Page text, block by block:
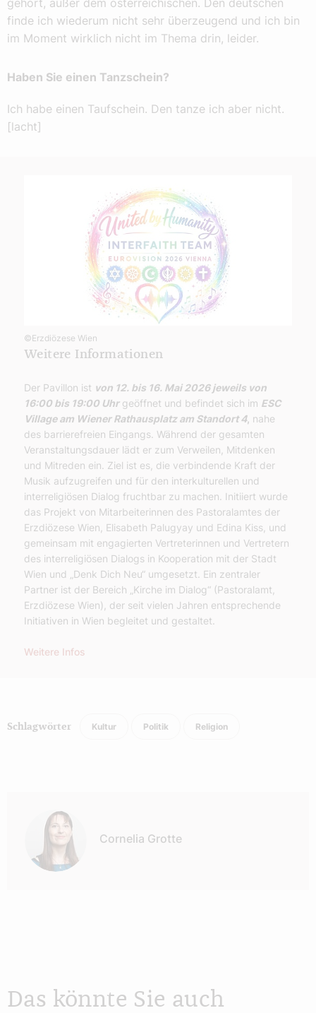
finde ich wiederum nicht sehr überzeugend und ich bin
im Moment wirklich nicht im Thema drin, leider.
Haben Sie einen Tanzschein?
Ich habe einen Taufschein. Den tanze ich aber nicht.
[lacht]
©Erzdiözese Wien
Weitere Informationen
Der Pavillon ist von 12. bis 16. Mai 2026 jeweils von
16:00 bis 19:00 Uhrgeöffnet und befindet sich im ESC
Village am Wiener Rathausplatz am Standort 4, nahe
des barrierefreien Eingangs. Während der gesamten
Veranstaltungsdauer lädt er zum Verweilen, Mitdenken
und Mitreden ein. Ziel ist es, die verbindende Kraft der
Musik aufzugreifen und für den interkulturellen und
interreligiösen Dialog fruchtbar zu machen. Initiiert wurde
das Projekt von Mitarbeiterinnen des Pastoralamtes der
Erzdiözese Wien, Elisabeth Palugyay und Edina Kiss, und
gemeinsam mit engagierten Vertreterinnen und Vertretern
des interreligiösen Dialogs in Kooperation mit der Stadt
Wien und „Denk Dich Neu“ umgesetzt. Ein zentraler
Partner ist der Bereich „Kirche im Dialog“ (Pastoralamt,
Erzdiözese Wien), der seit vielen Jahren entsprechende
Initiativen in Wien begleitet und gestaltet.
Weitere Infos
Schlagwörter Kultur Politik Religion
Cornelia Grotte
Das könnte Sie auch